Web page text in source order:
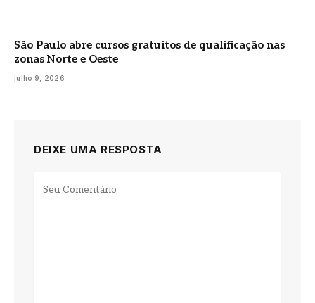
São Paulo abre cursos gratuitos de qualificação nas
zonas Norte e Oeste
julho 9, 2026
DEIXE UMA RESPOSTA